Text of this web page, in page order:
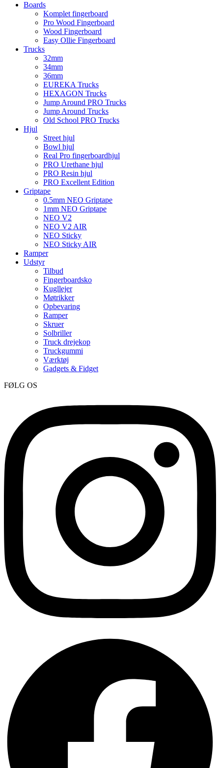
Boards
Komplet fingerboard
Pro Wood Fingerboard
Wood Fingerboard
Easy Ollie Fingerboard
Trucks
32mm
34mm
36mm
EUREKA Trucks
HEXAGON Trucks
Jump Around PRO Trucks
Jump Around Trucks
Old School PRO Trucks
Hjul
Street hjul
Bowl hjul
Real Pro fingerboardhjul
PRO Urethane hjul
PRO Resin hjul
PRO Excellent Edition
Griptape
0.5mm NEO Griptape
1mm NEO Griptape
NEO V2
NEO V2 AIR
NEO Sticky
NEO Sticky AIR
Ramper
Udstyr
Tilbud
Fingerboardsko
Kugllejer
Møtrikker
Opbevaring
Ramper
Skruer
Solbriller
Truck drejekop
Truckgummi
Værktøj
Gadgets & Fidget
FØLG OS